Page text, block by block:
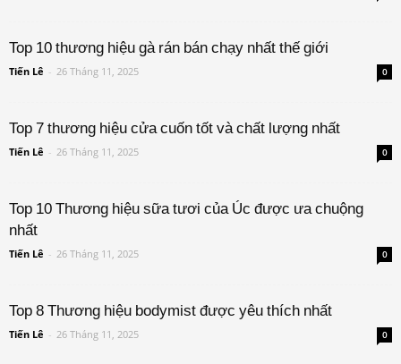
Top 10 thương hiệu gà rán bán chạy nhất thế giới
Tiến Lê - 26 Tháng 11, 2025 0
Top 7 thương hiệu cửa cuốn tốt và chất lượng nhất
Tiến Lê - 26 Tháng 11, 2025 0
Top 10 Thương hiệu sữa tươi của Úc được ưa chuộng
nhất
Tiến Lê - 26 Tháng 11, 2025 0
Top 8 Thương hiệu bodymist được yêu thích nhất
Tiến Lê - 26 Tháng 11, 2025 0